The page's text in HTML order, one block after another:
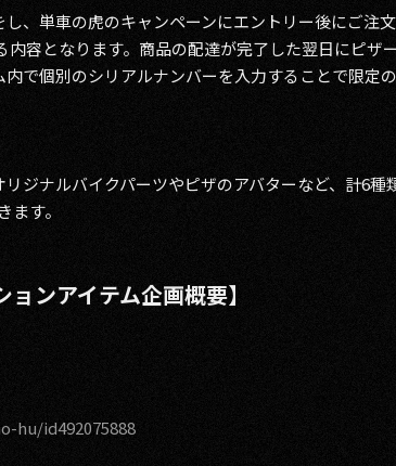
、単車の虎のキャンペーンにエントリー後にご注
容となります。商品の配達が完了した翌日にピザ
で個別のシリアルナンバーを入力することで限定
ジナルバイクパーツやピザのアバターなど、計6種
す。
ンアイテム企画概要】
hu/id492075888